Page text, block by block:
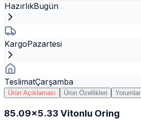
HazırlıkBugün
KargoPazartesi
TeslimatÇarşamba
Ürün Açıklaması Ürün Özellikleri Yorumlar
85.09x5.33 Vitonlu Oring